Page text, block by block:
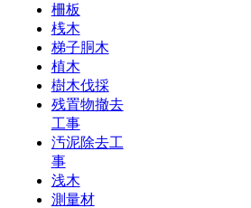
柵板
桟木
梯子胴木
植木
樹木伐採
残置物撤去
工事
汚泥除去工
事
浅木
測量材